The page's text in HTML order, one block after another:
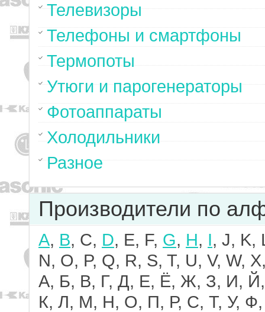
Телевизоры
Телефоны и смартфоны
Термопоты
Утюги и парогенераторы
Фотоаппараты
Холодильники
Разное
Производители по
A, B, C, D, E, F, G, H, I, J, K,
N, O, P, Q, R, S, T, U, V, W,
А, Б, В, Г, Д, Е, Ё, Ж, З, И, Й,
К, Л, М, Н, О, П, Р, С, Т, У, Ф,